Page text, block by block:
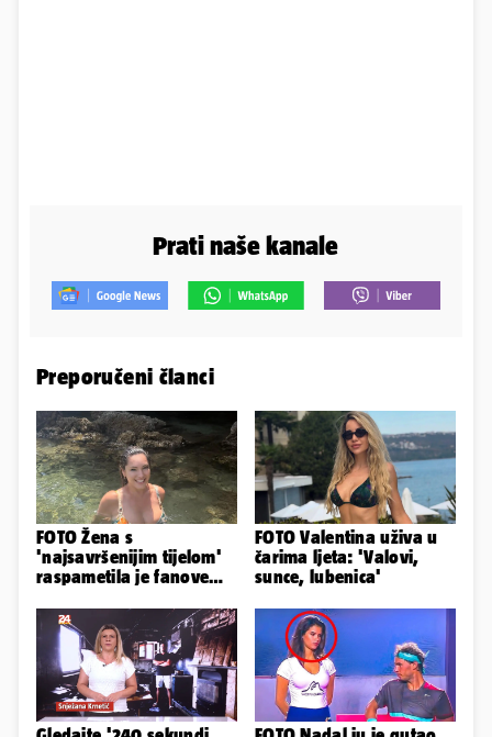
Prati naše kanale
Preporučeni članci
FOTO Žena s
'najsavršenijim tijelom'
raspametila je fanove
plićaka
FOTO Valentina uživa u
čarima ljeta: 'Valovi,
sunce, lubenica'